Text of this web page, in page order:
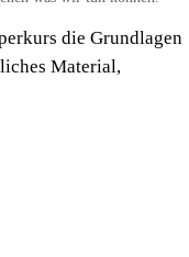
die Grundlagen
Material,